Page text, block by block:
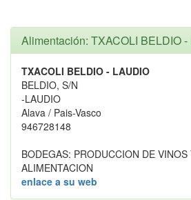
Alimentación: TXACOLI BELDIO -
TXACOLI BELDIO - LAUDIO
BELDIO, S/N
-LAUDIO
Alava / Pais-Vasco
946728148
BODEGAS: PRODUCCION DE
ALIMENTACION
enlace a su web